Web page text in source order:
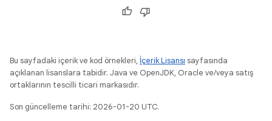
Bu sayfadaki içerik ve kod örnekleri, İçerik Lisansı sayfasında
açıklanan lisanslara tabidir. Java ve OpenJDK, Oracle ve/veya satış
ortaklarının tescilli ticari markasıdır.
Son güncelleme tarihi: 2026-01-20 UTC.